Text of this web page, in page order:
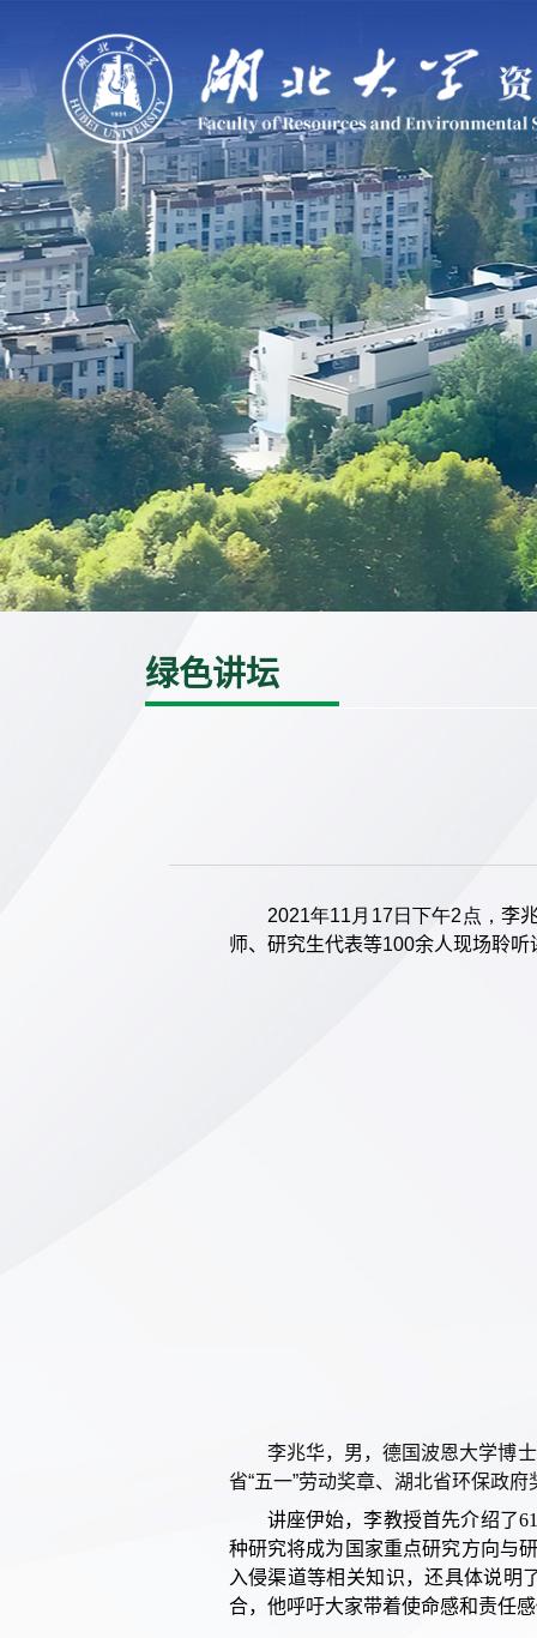
绿色讲坛
2021年11月17日下午2点，李
师、研究生代表等100余人现场聆听
李兆华，男，德国波恩大学博
省“五一”劳动奖章、湖北省环保政
讲座伊始，李教授首先介绍了
种研究将成为国家重点研究方向与
入侵渠道等相关知识，还具体说明
合，他呼吁大家带着使命感和责任